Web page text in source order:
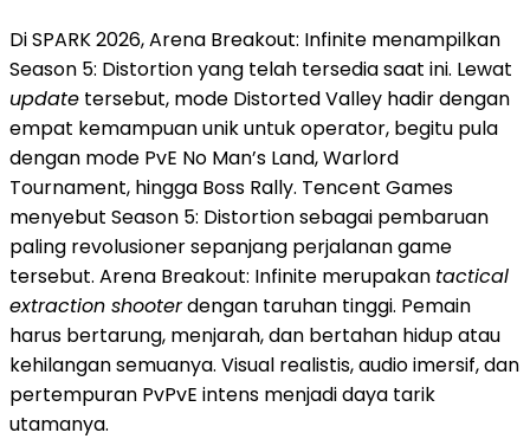
Di SPARK 2026, Arena Breakout: Infinite menampilkan
Season 5: Distortion yang telah tersedia saat ini. Lewat
update tersebut, mode Distorted Valley hadir dengan
empat kemampuan unik untuk operator, begitu pula
dengan mode PvE No Man’s Land, Warlord
Tournament, hingga Boss Rally. Tencent Games
menyebut Season 5: Distortion sebagai pembaruan
paling revolusioner sepanjang perjalanan game
tersebut. Arena Breakout: Infinite merupakan tactical
extraction shooterdengan taruhan tinggi. Pemain
harus bertarung, menjarah, dan bertahan hidup atau
kehilangan semuanya. Visual realistis, audio imersif, dan
pertempuran PvPvE intens menjadi daya tarik
utamanya.